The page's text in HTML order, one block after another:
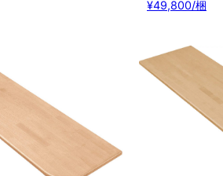
¥49,800/梱